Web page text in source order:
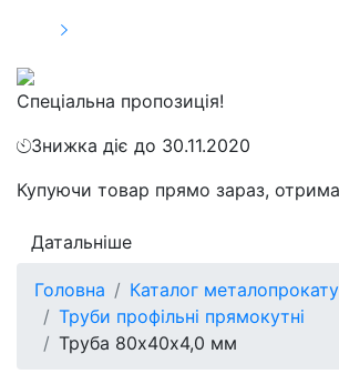
Спеціальна пропозиція!
Знижка діє до 30.11.2020
Купуючи товар прямо зараз,
Датальніше
Головна
Каталог металопрокату
Труби профільні прямокутні
Труба 80х40х4,0 мм